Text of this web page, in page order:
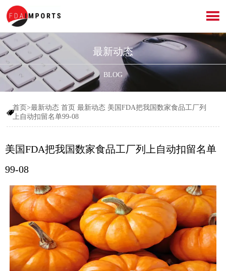

最新动态
BLOG

首页>最新动态首页 最新动态 美国FDA把我国数家食品工厂列
上自动扣留名单99-08
美国FDA把我国数家食品工厂列上自动扣留名单
99-08